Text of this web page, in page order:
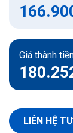
Giá thành
LIÊN HỆ